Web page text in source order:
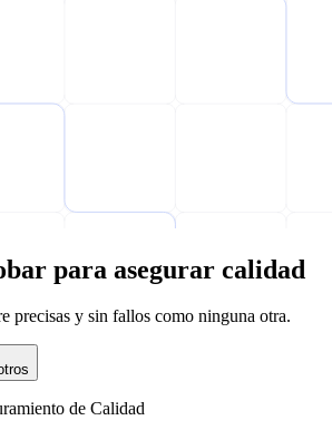
para asegurar calidad
precisas y sin fallos como ninguna otra.
de Calidad